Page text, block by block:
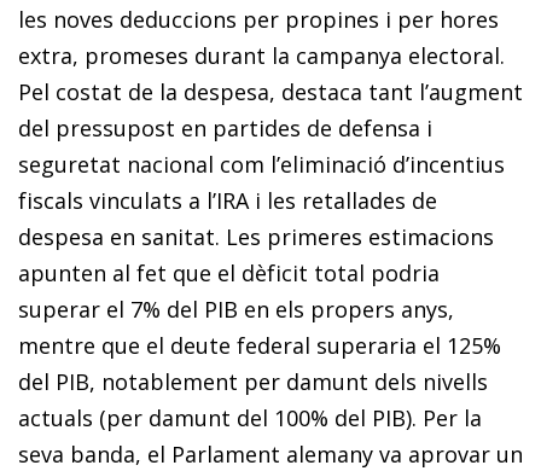
les noves deduccions per propines i per hores
extra, promeses durant la campanya electoral.
Pel costat de la despesa, destaca tant l’augment
del pressupost en partides de defensa i
seguretat nacional com l’eliminació d’incentius
fiscals vinculats a l’IRA i les retallades de
despesa en sanitat. Les primeres estimacions
apunten al fet que el dèficit total podria
superar el 7% del PIB en els propers anys,
mentre que el deute federal superaria el 125%
del PIB, notablement per damunt dels nivells
actuals (per damunt del 100% del PIB). Per la
seva banda, el Parlament alemany va aprovar un